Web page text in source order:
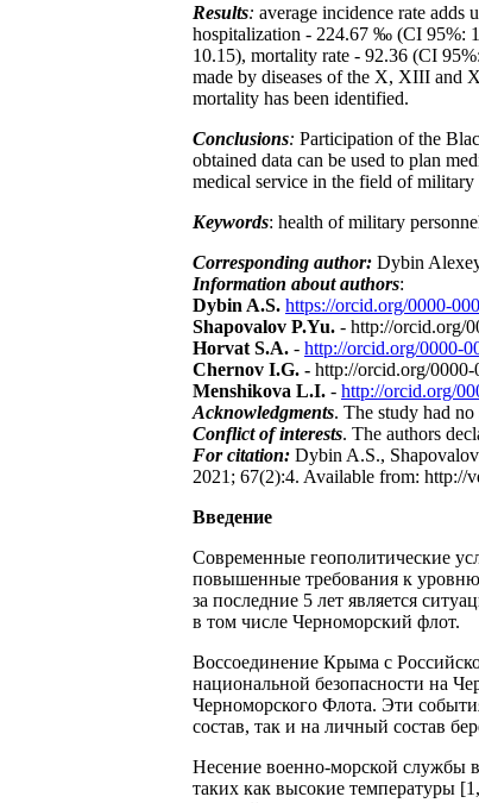
Results: average incidence rate
hospitalization - 224.67 ‰ (CI 95%:
10.15), mortality rate - 92.36 (CI
made by diseases of the X, XIII and
mortality has been identified.
Conclusions: Participation of the
obtained data can be used to plan
medical service in the field of military
Keywords: health of military
Corresponding author: Dybin
Information about authors:
Dybin A.S. https://orcid.org/0000-
Shapovalov P.Yu. - http://orcid.org/
Horvat S.A. - http://orcid.org/0000-
Chernov I.G. - http://orcid.org/
Menshikova L.I. - http://orcid.org/
Acknowledgments. The study had no
Conflict of interests. The authors
For citation: Dybin A.S.,
2021; 67(2):4. Available from: http://
Введение
Современные геополитические
повышенные требования к
за последние 5 лет является
в том числе Черноморский флот.
Воссоединение Крыма с
национальной безопасности на
Черноморского Флота. Эти
состав, так и на личный состав
Несение военно-морской службы
таких как высокие температуры